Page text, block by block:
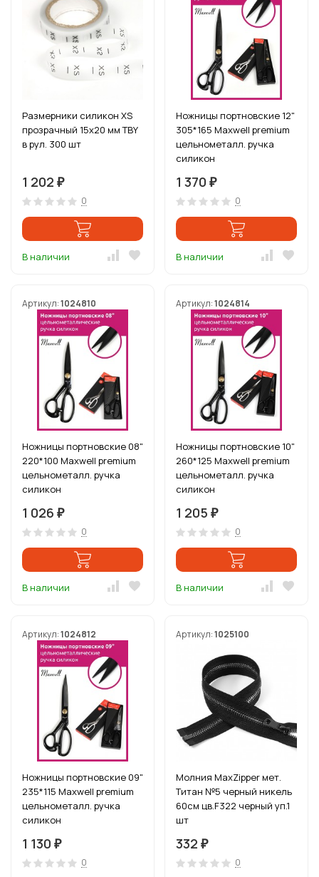
Размерники силикон XS
прозрачный 15х20 мм TBY
в рул. 300 шт
1 202 ₽
0
В наличии
Ножницы портновские 12"
305*165 Maxwell premium
цельнометалл. ручка
силикон
1 370 ₽
0
В наличии
Артикул:1024810
Ножницы портновские 08"
220*100 Maxwell premium
цельнометалл. ручка
силикон
1 026 ₽
0
В наличии
Артикул:1024814
Ножницы портновские 10"
260*125 Maxwell premium
цельнометалл. ручка
силикон
1 205 ₽
0
В наличии
Артикул:1024812
Ножницы портновские 09"
235*115 Maxwell premium
цельнометалл. ручка
силикон
1 130 ₽
0
Артикул:1025100
Молния MaxZipper мет.
Титан №5 черный никель
60см цв.F322 черный уп.1
шт
332 ₽
0